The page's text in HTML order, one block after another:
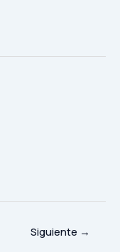
Siguiente →